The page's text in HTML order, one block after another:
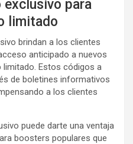
exclusivo para
limitado
brindan a los clientes
anticipado a nuevos
Estos códigos a
de boletines informativos
a los clientes
puede darte una ventaja
boosters populares que